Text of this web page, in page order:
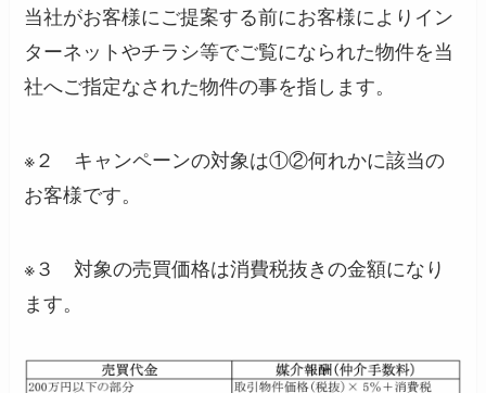
当社がお客様にご提案する前にお客様によりイン
ターネットやチラシ等でご覧になられた物件を当
社へご指定なされた物件の事を指します。
※２ キャンペーンの対象は①②何れかに該当の
お客様です。
※３ 対象の売買価格は消費税抜きの金額になり
ます。